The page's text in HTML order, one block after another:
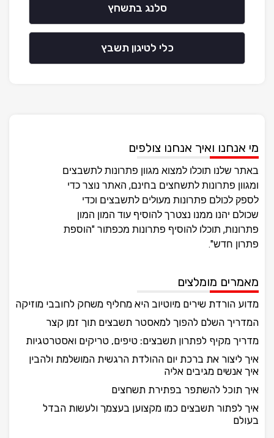
סלנג בתשחץ
כלי לטיגון תשבץ
מי אנחנו ואיך אנחנו צולפים
באתר שלנו תוכלו למצוא מגוון פתרונות לתשבצים
ומגוון פתרונות לתשחצים בחינם, האתר נוצר כדי
לספק לכולם פתרונות מעולים לתשבצים וכדי
שכולם יהנו ממנו נצטרך להוסיף עוד המון המון
פתרונות, תוכלו להוסיף פתרונות מכפתור "הוספת
פתרון חדש".
מאמרים מומלצים
מדוע הורדת שירים מיוטיוב היא מחליף משחק לחובבי מוזיקה
המדריך השלם להפוך למאסטר תשבצים תוך זמן קצר
מדריך מקיף לפתרון תשבצים: טיפים, טריקים ואסטרטגיות
איך ליצור את ברכת יום ההולדת הרגשית המושלמת ולהבין
איך אנשים מגיבים אליה
איך תוכל להשתפר בפתירת תשחצים
איך לפתור תשבצים כמו מקצוען בעצמך ולעשות הבדל
בעולם